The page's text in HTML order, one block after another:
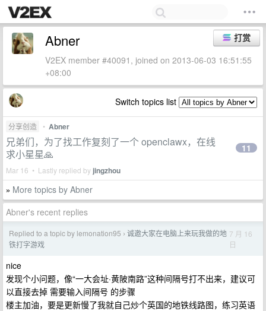
打赏
Abner
V2EX member #40091, joined on 2013-06-03 16:51:55
+08:00
Switch topics list
分享创造 • Abner
兄弟们，为了找工作复刻了一个 openclawx，在线
求小星星🙏
Mar 16 • Lastly replied by jingzhou
11
» More topics by Abner
Abner's recent replies
Replied to a topic by lemonation95 › 诚邀大家在电脑上来玩我做的地
铁打字游戏
7 月 16
日
nice
发现个小问题，像“一大会址·黄陂南路”这种间隔号打不出来，建议可
以直接去掉 需要输入间隔号 的步骤
楼主加油，要是更新慢了我就自己炒个英国的地铁线路图，练习英语